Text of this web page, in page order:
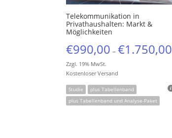
Telekommunikation in
Privathaushalten: Markt &
Möglichkeiten
€990,00 –€1.750,00
Zzgl. 19% MwSt.
Kostenloser Versand
Studie
plus Tabellenband
plus Tabellenband und Analyse-Paket